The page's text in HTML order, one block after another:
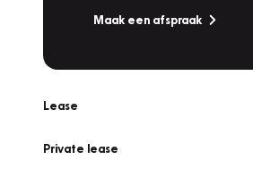
Maak een afspraak
Lease
Private lease